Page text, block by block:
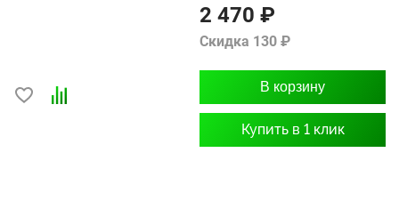
2 470 ₽
Скидка 130 ₽
В корзину
Купить в 1 клик